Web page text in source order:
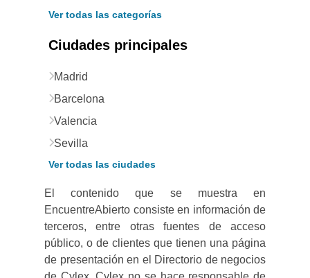
Ver todas las categorías
Ciudades principales
Madrid
Barcelona
Valencia
Sevilla
Ver todas las ciudades
El contenido que se muestra en
EncuentreAbierto consiste en información de
terceros, entre otras fuentes de acceso
público, o de clientes que tienen una página
de presentación en el Directorio de negocios